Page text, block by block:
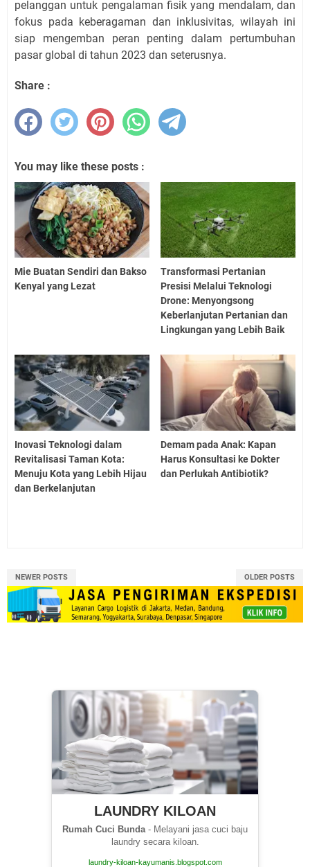
pelanggan untuk pengalaman fisik yang mendalam, dan
fokus pada keberagaman dan inklusivitas, wilayah ini
siap mengemban peran penting dalam pertumbuhan
pasar global di tahun 2023 dan seterusnya.
Share :
You may like these posts :
Mie Buatan Sendiri dan Bakso
Kenyal yang Lezat
Transformasi Pertanian
Presisi Melalui Teknologi
Drone: Menyongsong
Keberlanjutan Pertanian dan
Lingkungan yang Lebih Baik
Inovasi Teknologi dalam
Revitalisasi Taman Kota:
Menuju Kota yang Lebih Hijau
dan Berkelanjutan
Demam pada Anak: Kapan
Harus Konsultasi ke Dokter
dan Perlukah Antibiotik?
NEWER POSTS OLDER POSTS
LAUNDRY KILOAN
Rumah Cuci Bunda - Melayani jasa cuci baju
laundry secara kiloan.
laundry-kiloan-kayumanis.blogspot.com